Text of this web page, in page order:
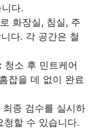
다.
화장실, 침실, 주
다. 각 공간은 철
청소 후 민트케어
잡을 데 없이 완료
최종 검수를 실시하
청할 수 있습니다.